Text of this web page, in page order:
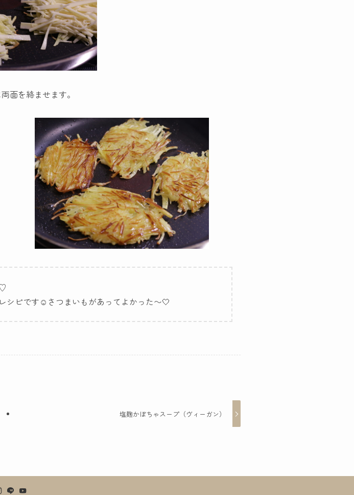
面を絡ませます。
シピです☺︎さつまいもがあってよかった〜🤍
塩麹かぼちゃスープ（ヴィーガン）